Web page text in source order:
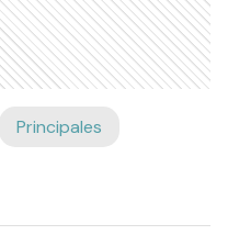
Principales